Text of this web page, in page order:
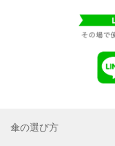
傘の選び方